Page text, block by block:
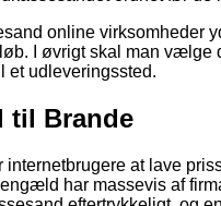
online virksomheder
I øvrigt skal man
et udleveringssted.
til Brande
internetbrugere at lave
har massevis af